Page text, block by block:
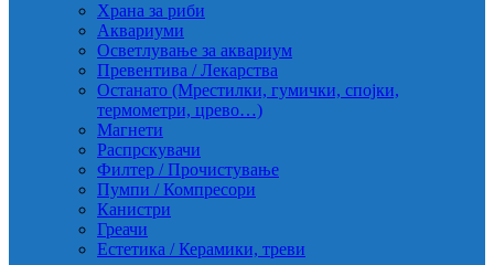
Храна за риби
Аквариуми
Осветлување за аквариум
Превентива / Лекарства
Останато (Мрестилки, гумички, спојки,
термометри, црево…)
Магнети
Распрскувачи
Филтер / Прочистување
Пумпи / Компресори
Канистри
Греачи
Естетика / Керамики, треви